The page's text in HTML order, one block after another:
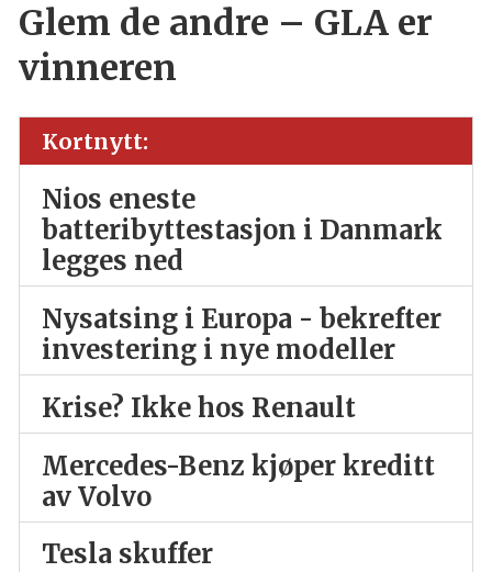
Glem de andre – GLA er
vinneren
Kortnytt:
Nios eneste
batteribyttestasjon i Danmark
legges ned
Nysatsing i Europa - bekrefter
investering i nye modeller
Krise? Ikke hos Renault
Mercedes-Benz kjøper kreditt
av Volvo
Tesla skuffer